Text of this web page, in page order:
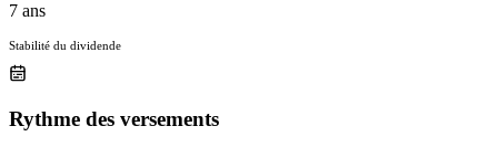
7 ans
Stabilité du dividende
Rythme des versements